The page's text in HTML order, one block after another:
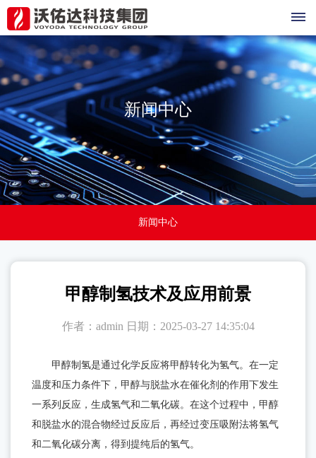
制
氢
品
甲
醇
氢
设
备
醇
氢
催
化
行
例
沃
佑
企
新闻中心
新闻中心
甲醇制氢技术及应用前景
作者：admin 日期：2025-03-27 14:35:04
甲醇制氢是通过化学反应将甲醇转化为氢气。在一定
温度和压力条件下，甲醇与脱盐水在催化剂的作用下发生
一系列反应，生成氢气和二氧化碳。在这个过程中，甲醇
和脱盐水的混合物经过反应后，再经过变压吸附法将氢气
和二氧化碳分离，得到提纯后的氢气。